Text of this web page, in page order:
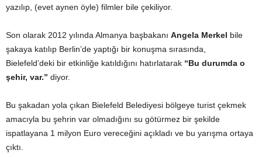
yazılıp, (evet aynen öyle) filmler bile çekiliyor.
Son olarak 2012 yılında Almanya başbakanı Angela Merkel bile
şakaya katılıp Berlin’de yaptığı bir konuşma sırasında,
Bielefeld’deki bir etkinliğe katıldığını hatırlatarak “Bu durumda o
şehir, var.” diyor.
Bu şakadan yola çıkan Bielefeld Belediyesi bölgeye turist çekmek
amacıyla bu şehrin var olmadığını su götürmez bir şekilde
ispatlayana 1 milyon Euro vereceğini açıkladı ve bu yarışma ortaya
çıktı.